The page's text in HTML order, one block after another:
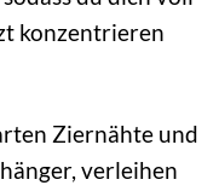
konzentrieren
Ziernähte und
verleihen